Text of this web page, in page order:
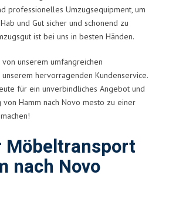
professionelles Umzugsequipment, um
und Gut sicher und schonend zu
ist bei uns in besten Händen.
unserem umfangreichen
hervorragenden Kundenservice.
für ein unverbindliches Angebot und
von Hamm nach Novo mesto zu einer
Möbeltransport
nach Novo